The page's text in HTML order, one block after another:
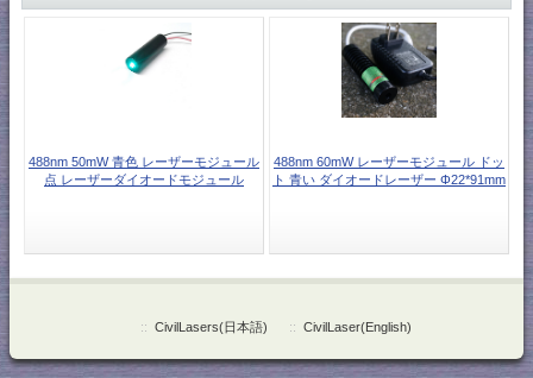
488nm 50mW 青色 レーザーモジュール
点 レーザーダイオードモジュール
488nm 60mW レーザーモジュール ドッ
ト 青い ダイオードレーザー Φ22*91mm
:: CivilLasers(日本語) :: CivilLaser(English)